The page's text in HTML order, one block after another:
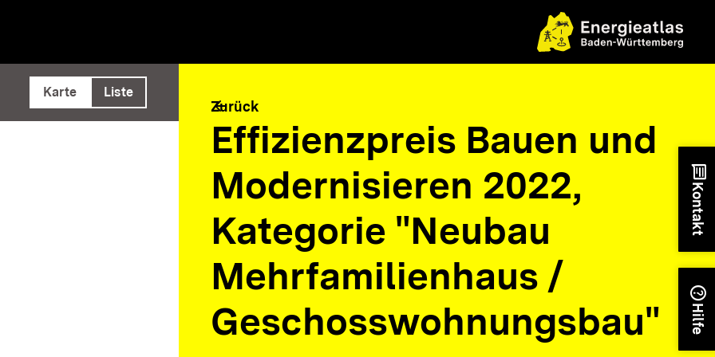
ausführen
Karte Liste
arrow_back
Zurück
Effizienzpreis Bauen und
Modernisieren 2022,
Kategorie "Neubau
Mehrfamilienhaus /
Geschosswohnungsbau"
chat
Kontakt
help
Hilfe